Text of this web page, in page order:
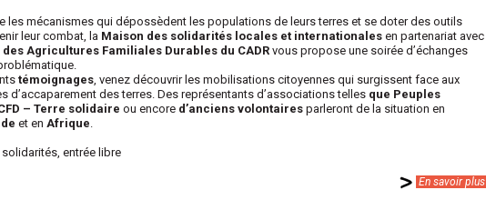
les mécanismes qui dépossèdent les populations de leurs terres et se doter des outils
leur combat, la Maison des solidarités locales et internationales en partenariat avec
des Agricultures Familiales Durables du CADR vous propose une soirée d’échanges
témoignages, venez découvrir les mobilisations citoyennes qui surgissent face aux
d’accaparement des terres. Des représentants d’associations telles que Peuples
– Terre solidaire ou encore d’anciens volontaires parleront de la situation en
et en Afrique.
entrée libre
En savoir plus